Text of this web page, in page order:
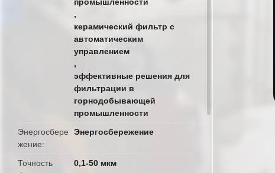
,
керамический фильтр с
автоматическим
управлением
,
эффективные решения для
фильтрации в
горнодобывающей
промышленности
Энергосбере
жение
Энергосбережение
Точность
0,1-50 мкм